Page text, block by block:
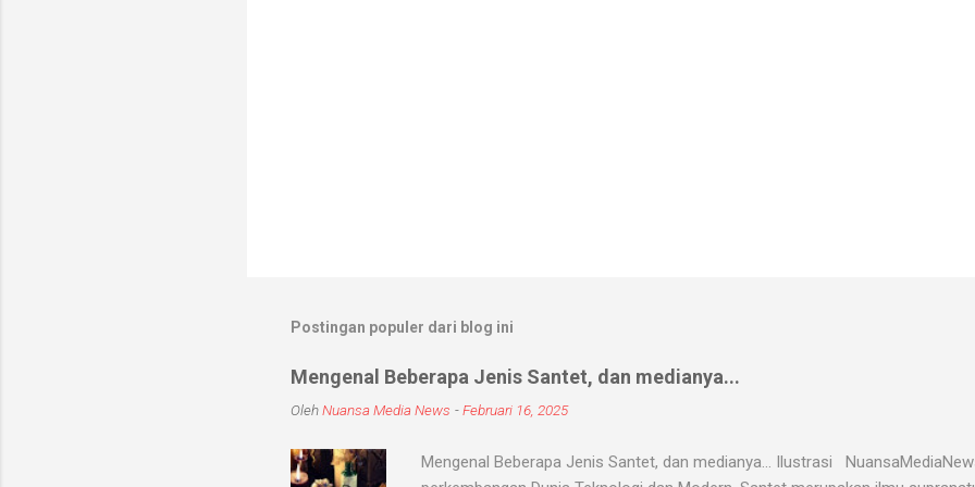
Postingan populer dari blog ini
Mengenal Beberapa Jenis Santet, dan medianya...
OlehNuansa Media News -Februari 16, 2025
Mengenal Beberapa Jenis Santet, dan medianya... Ilustrasi